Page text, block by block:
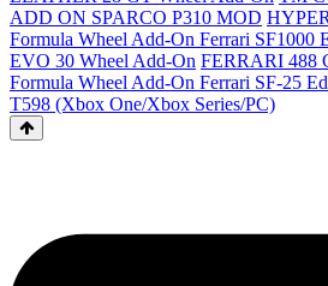
ADD ON SPARCO P310 MOD
Formula Wheel Add-On Ferrari SF1000
EVO 30 Wheel Add-On FERRARI 488
Formula Wheel Add-On Ferrari SF-25
T598 (Xbox One/Xbox Series/PC)